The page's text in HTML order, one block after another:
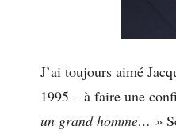
J’ai toujours aimé
1995 – à faire une
un grand homme… »